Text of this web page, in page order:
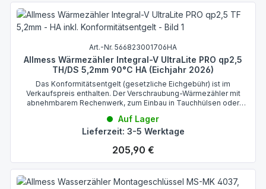
Art.-Nr. 566823001706HA
Allmess Wärmezähler Integral-V UltraLite PRO qp2,5
TH/DS 5,2mm 90°C HA (Eichjahr 2026)
Das Konformitätsentgelt (gesetzliche Eichgebühr) ist im
Verkaufspreis enthalten. Der Verschraubung-Wärmezähler mit
abnehmbarem Rechenwerk, zum Einbau in Tauchhülsen oder
Auf Lager
Lieferzeit: 3-5 Werktage
Regulärer Preis:
205,90 €